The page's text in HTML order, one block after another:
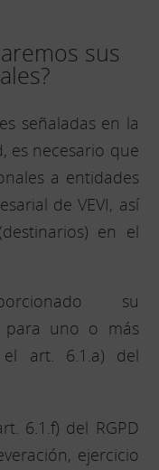
sus
señaladas en la
es necesario que
a entidades
de VEVI, así
en el
su
para uno o más
el art. 6.1.a) del
6.1.f) del RGPD
ejercicio